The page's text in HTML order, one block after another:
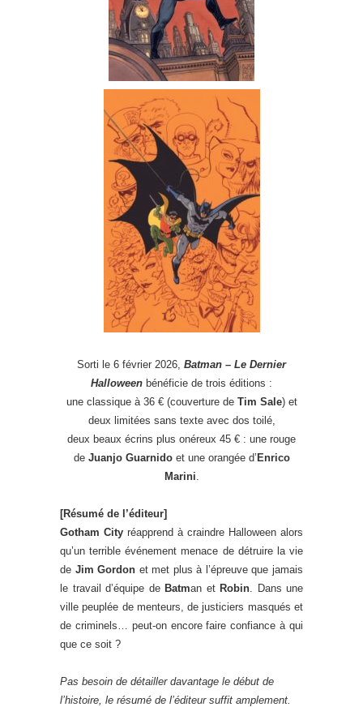
Sorti le 6 février 2026, Batman – Le Dernier
Halloween bénéficie de trois éditions :
une classique à 36 € (couverture de Tim Sale) et
deux limitées sans texte avec dos toilé,
deux beaux écrins plus onéreux 45 € : une rouge
de Juanjo Guarnidoet une orangée d’ Enrico
Marini.
[Résumé de l’éditeur]
Gotham City réapprend à craindre Halloween alors
qu’un terrible événement menace de détruire la vie
de Jim Gordon et met plus à l’épreuve que jamais
le travail d’équipe de Batman et Robin. Dans une
ville peuplée de menteurs, de justiciers masqués et
de criminels… peut-on encore faire confiance à qui
que ce soit ?
Pas besoin de détailler davantage le début de
l’histoire, le résumé de l’éditeur suffit amplement.